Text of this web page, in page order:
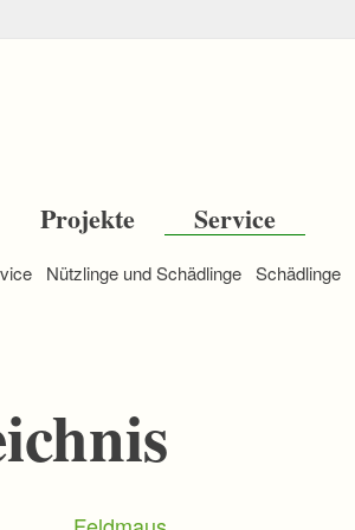
Projekte Service
Nützlinge und Schädlinge Schädlinge